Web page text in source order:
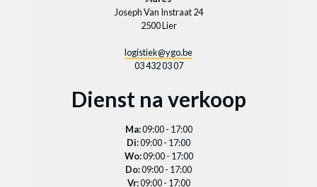
Joseph Van Instraat 24
2500 Lier
logistiek@ygo.be
03 432 03 07
Dienst na verkoop
Ma:09:00 - 17:00
Di:09:00 - 17:00
Wo:09:00 - 17:00
Do:09:00 - 17:00
Vr:09:00 - 17:00